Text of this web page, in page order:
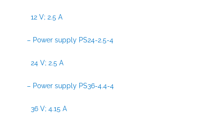
12 V; 2.5 A
– Power supply PS24-2.5-4
24 V; 2.5 A
– Power supply PS36-4.4-4
36 V; 4.15 A